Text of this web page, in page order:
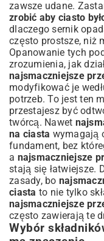
zawsze udane.
zrobić aby ciasto
dlaczego sernik
często prostsze, niż
Opanowanie tych
zrozumienia, jak
najsmaczniejsze
modyfikować je
potrzeb. To jest ten
przestajesz być
twórcą. Nawet
na ciasta wymagają
fundament, bez
a najsmaczniejsze
stają się łatwiejsze.
zasady, bo
ciasta to nie tylko
najsmaczniejsze
często zawierają te
Wybór